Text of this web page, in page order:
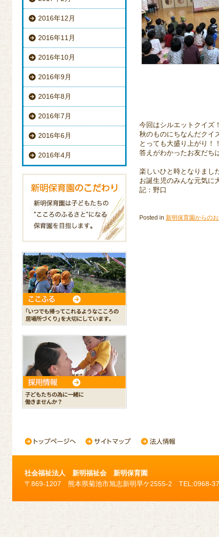
2016年12月
2016年11月
2016年10月
2016年9月
2016年8月
2016年7月
2016年6月
2016年4月
今回はシルエットクイズ
秋のものにちなんだクイ
とっても大盛り上がり！
答えがわかったお友だち
楽しいひと時となりまし
お誕生児のみんな元気に
記：野口
Posted in 新明保育園からの
社会福祉法人 新明福祉会 新明保育園
〒869-1207 熊本県菊池市旭志新明早ケ2555-2 TEL:0968-